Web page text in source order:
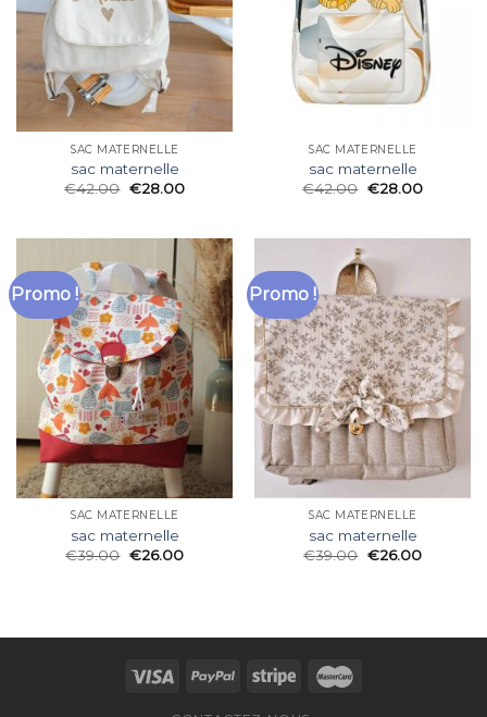
SAC MATERNELLE
sac maternelle
€42.00 €28.00
SAC MATERNELLE
sac maternelle
€42.00 €28.00
Promo !
SAC MATERNELLE
sac maternelle
€39.00 €26.00
Promo !
SAC MATERNELLE
sac maternelle
€39.00 €26.00